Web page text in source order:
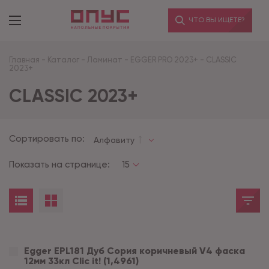
ЧТО ВЫ ИЩЕТЕ?
Главная - Каталог - Ламинат - EGGER PRO 2023+ - CLASSIC
2023+
CLASSIC 2023+
Сортировать по: Алфавиту
Показать на странице: 15
Egger EPL181 Дуб Сория коричневый V4 фаска
12мм 33кл Clic it! (1,4961)